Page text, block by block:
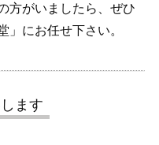
方がいましたら、ぜひ
」にお任せ下さい。
ます